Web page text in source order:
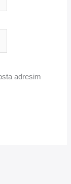
adresim